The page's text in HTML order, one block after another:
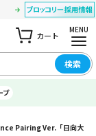
カート
MENU
検索
ブ
Pairing Ver.「日向大